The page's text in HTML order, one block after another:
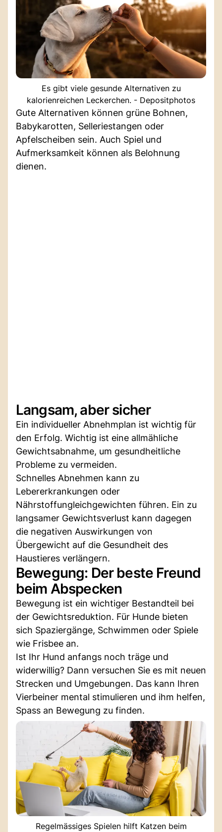
Es gibt viele gesunde Alternativen zu
kalorienreichen Leckerchen. - Depositphotos
Gute Alternativen können grüne Bohnen,
Babykarotten, Selleriestangen oder
Apfelscheiben sein. Auch Spiel und
Aufmerksamkeit können als Belohnung
dienen.
Langsam, aber sicher
Ein individueller Abnehmplan ist wichtig für
den Erfolg. Wichtig ist eine allmähliche
Gewichtsabnahme, um gesundheitliche
Probleme zu vermeiden.
Schnelles Abnehmen kann zu
Lebererkrankungen oder
Nährstoffungleichgewichten führen. Ein zu
langsamer Gewichtsverlust kann dagegen
die negativen Auswirkungen von
Übergewicht auf die Gesundheit des
Haustieres verlängern.
Bewegung: Der beste Freund
beim Abspecken
Bewegung ist ein wichtiger Bestandteil bei
der Gewichtsreduktion. Für Hunde bieten
sich Spaziergänge, Schwimmen oder Spiele
wie Frisbee an.
Ist Ihr Hund anfangs noch träge und
widerwillig? Dann versuchen Sie es mit neuen
Strecken und Umgebungen. Das kann Ihren
Vierbeiner mental stimulieren und ihm helfen,
Spass an Bewegung zu finden.
Regelmässiges Spielen hilft Katzen beim